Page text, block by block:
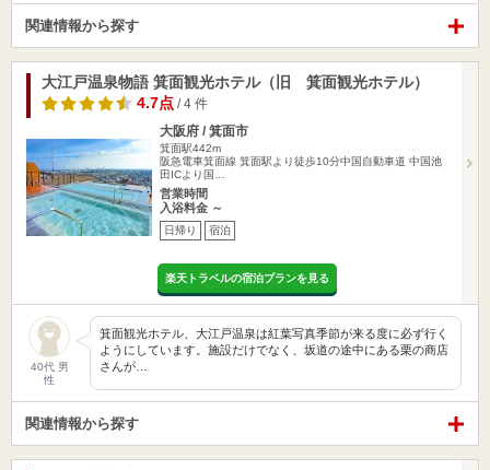
関連情報から探す
大江戸温泉物語 箕面観光ホテル（旧 箕面観光ホテル）
4.7点 / 4 件
大阪府 / 箕面市
箕面駅442m
阪急電車箕面線 箕面駅より徒歩10分中国自動車道 中国池
田ICより国…
営業時間
入浴料金 ～
日帰り 宿泊
楽天トラベルの宿泊プランを見る
40代 男
性
箕面観光ホテル、大江戸温泉は紅葉写真季節が来る度に必ず行く
ようにしています。施設だけでなく、坂道の途中にある栗の商店
さんが…
関連情報から探す